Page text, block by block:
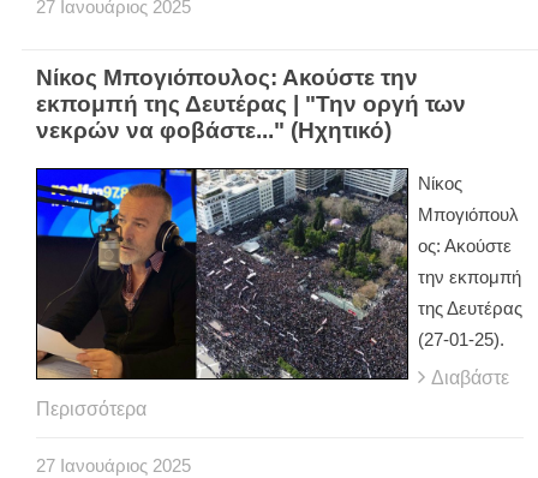
27 Ιανουάριος 2025
Νίκος Μπογιόπουλος: Ακούστε την
εκπομπή της Δευτέρας | "Την οργή των
νεκρών να φοβάστε..." (Ηχητικό)
Νίκος
Μπογιόπουλ
ος: Ακούστε
την εκπομπή
της Δευτέρας
(27-01-25).
Διαβάστε
Περισσότερα
27 Ιανουάριος 2025